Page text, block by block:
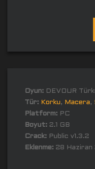
Oyun: DEVOUR
Tür: Korku, Macera,
Platform: PC
Boyut: 2.1 GB
Crack: Public v1.3.2
Eklenme: 28 Haziran